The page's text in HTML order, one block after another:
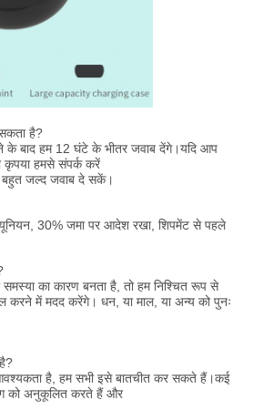
है?
के बाद हम 12 घंटे के भीतर जवाब देंगे।यदि आप
कृपया हमसे संपर्क करें
बहुत जल्द जवाब दे सकें।
30% जमा पर आदेश रखा, शिपमेंट से पहले
समस्या का कारण बनता है, तो हम निश्चित रूप से
करने में मदद करेंगे। धन, या माल, या अन्य को पुनः
है, हम सभी इसे बातचीत कर सकते हैं।कई
को अनुकूलित करते हैं और